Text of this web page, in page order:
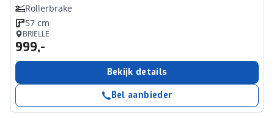
Rollerbrake
57 cm
BRIELLE
999,-
Bekijk details
Bel aanbieder